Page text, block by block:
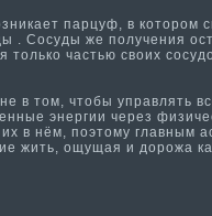
парцуф, в котором
. Сосуды же получения
только частью своих
в том, чтобы управлять
энергии через
в нём, поэтому главным
жить, ощущая и дорожа